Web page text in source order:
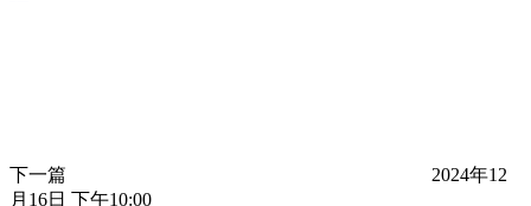
下一篇
2024年12
月16日 下午10:00